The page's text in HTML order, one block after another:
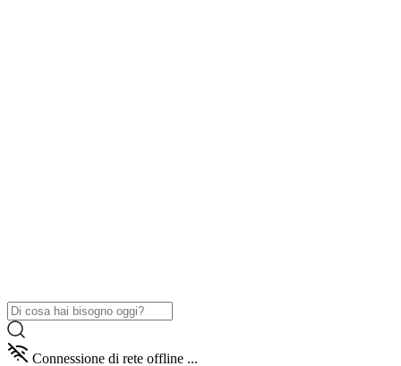
Connessione di rete offline ...